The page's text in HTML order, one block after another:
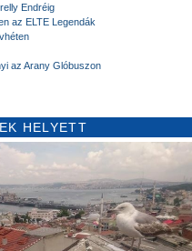
Endréig
az ELTE Legendák
az Arany Glóbuszon
HELYETT